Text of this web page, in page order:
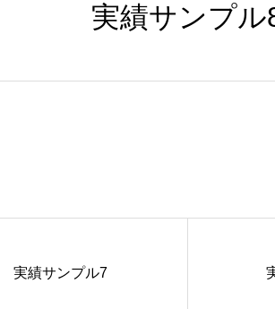
実績サンプル
実績サンプル7